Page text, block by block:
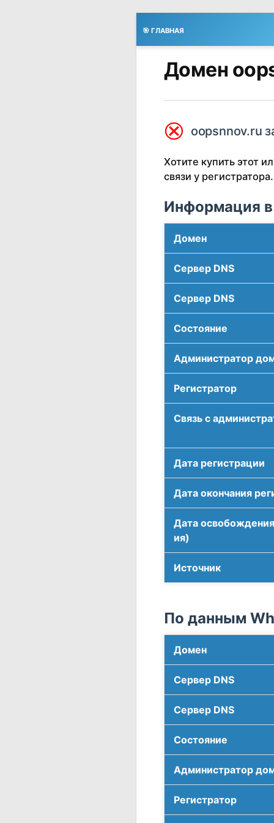
🎯 ГЛАВНАЯ
Домен
⮿ oopsnnov.ru
Хотите купить этот
связи у регистратора.
Информация в
Домен
Сервер DNS
Сервер DNS
Соcтояние
Администратор
Регистратор
Связь с
Дата регистрации
Дата окончания
Дата
ия)
Источник
По данным
Домен
Сервер DNS
Сервер DNS
Соcтояние
Администратор
Регистратор